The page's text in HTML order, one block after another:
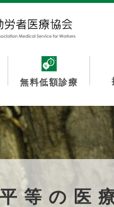
無料低額診療
対話を